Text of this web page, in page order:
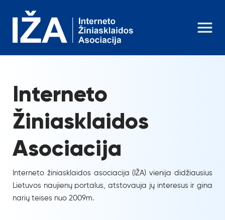
Interneto
Žiniasklaidos
Asociacija
Interneto žiniasklaidos asociacija (IŽA) vienija didžiausius
Lietuvos naujienų portalus, atstovauja jų interesus ir gina
narių teises nuo 2009m.